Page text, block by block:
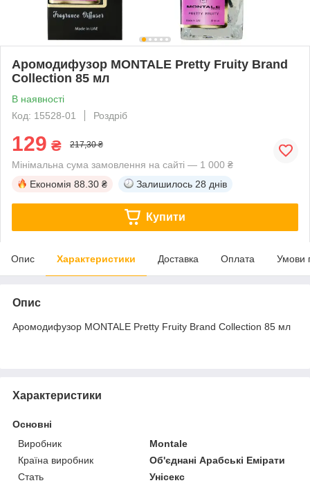
Аромодифузор MONTALE Pretty Fruity Brand
Collection 85 мл
В наявності
Код: 15528-01
Роздріб
129 ₴ 217,30 ₴
Мінімальна сума замовлення на сайті — 1 000 ₴
Економія 88.30 ₴ Залишилось 28 днів
Купити
Опис Характеристики Доставка Оплата Умови
Опис
Аромодифузор MONTALE Pretty Fruity Brand Collection 85 мл
Характеристики
Основні
Виробник
Montale
Країна виробник
Об'єднані Арабські Емірати
Стать
Унісекс